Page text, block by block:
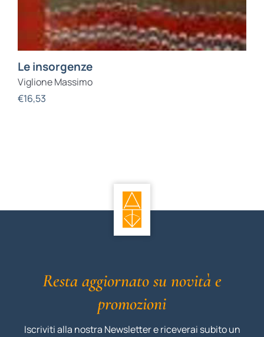
Le insorgenze
Viglione Massimo
€16,53
Resta aggiornato su novità e
promozioni
Iscriviti alla nostra Newsletter e riceverai subito un